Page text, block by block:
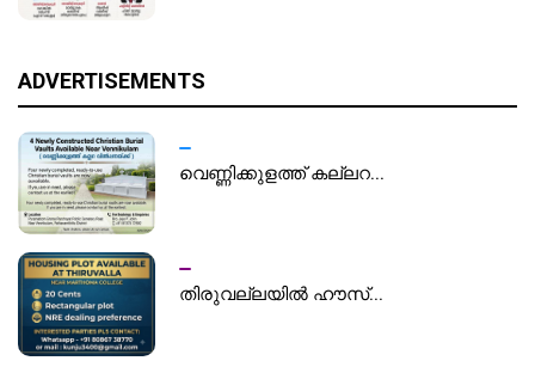
ADVERTISEMENTS
വെണ്ണിക്കുളത്ത് കല്ലറ...
തിരുവല്ലയിൽ ഹൗസ്...